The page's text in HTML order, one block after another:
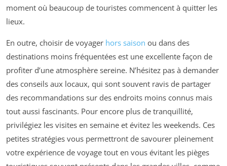
moment où beaucoup de touristes commencent à quitter les
lieux.
En outre, choisir de voyager hors saison ou dans des
destinations moins fréquentées est une excellente façon de
profiter d’une atmosphère sereine. N’hésitez pas à demander
des conseils aux locaux, qui sont souvent ravis de partager
des recommandations sur des endroits moins connus mais
tout aussi fascinants. Pour encore plus de tranquillité,
privilégiez les visites en semaine et évitez les weekends. Ces
petites stratégies vous permettront de savourer pleinement
votre expérience de voyage tout en vous évitant les pièges